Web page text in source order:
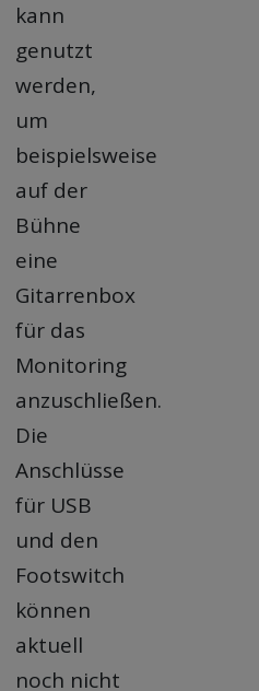
kann
genutzt
werden,
um
beispielsweise
auf der
Bühne
eine
Gitarrenbox
für das
Monitoring
anzuschließen.
Die
Anschlüsse
für USB
und den
Footswitch
können
aktuell
noch nicht